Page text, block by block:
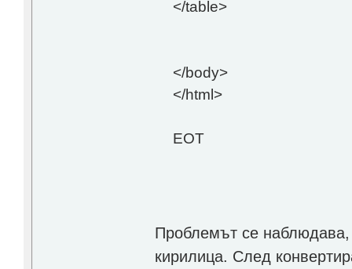
</table>
</body>
</html>
EOT
Проблемът се наблюдава,
кирилица. След